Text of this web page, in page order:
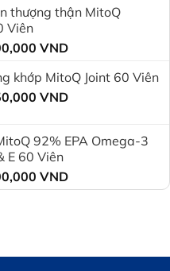
VND.là:
thượng thận MitoQ
Viên
VND.
VNDGiá
tại
là:
khớp MitoQ Joint 60 Viên
VND.
VNDGiá
là:
92% EPA Omega-3
E 60 Viên
VNDGiá
hiện